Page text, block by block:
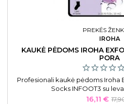
PREKĖS
IROHA
KAUKĖ PĖDOMS IROHA
PORA
Profesionali kaukė pėdoms Iroha
Socks INFOOT3 su
Kaina
16,11 €